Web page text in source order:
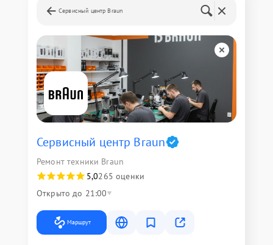
Сервисный центр Braun
Сервисный центр Braun
Ремонт техники Braun
5,0265 оценки
Открыто до 21:00
Маршрут